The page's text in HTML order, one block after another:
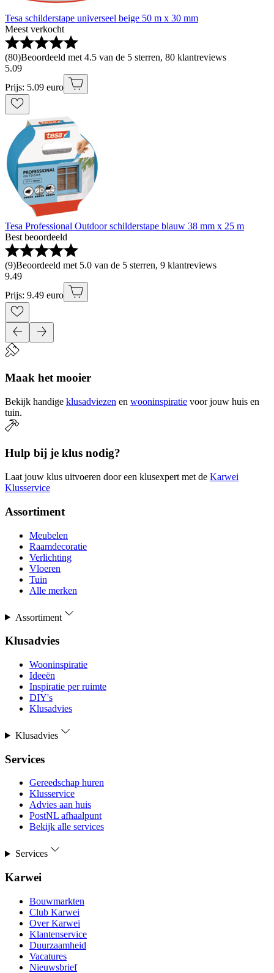
Tesa schilderstape universeel beige 50 m x 30 mm
Meest verkocht
(80)Beoordeeld met 4.5 van de 5 sterren, 80 klantreviews
5.09
Prijs: 5.09 euro
Tesa Professional Outdoor schilderstape blauw 38 mm x 25 m
Best beoordeeld
(9)Beoordeeld met 5.0 van de 5 sterren, 9 klantreviews
9.49
Prijs: 9.49 euro
Maak het mooier
Bekijk handige klusadviezen en wooninspiratie voor jouw huis en
tuin.
Hulp bij je klus nodig?
Laat jouw klus uitvoeren door een klusexpert met de Karwei
Klusservice
Assortiment
Meubelen
Raamdecoratie
Verlichting
Vloeren
Tuin
Alle merken
Assortiment
Klusadvies
Wooninspiratie
Ideeën
Inspiratie per ruimte
DIY's
Klusadvies
Klusadvies
Services
Gereedschap huren
Klusservice
Advies aan huis
PostNL afhaalpunt
Bekijk alle services
Services
Karwei
Bouwmarkten
Club Karwei
Over Karwei
Klantenservice
Duurzaamheid
Vacatures
Nieuwsbrief